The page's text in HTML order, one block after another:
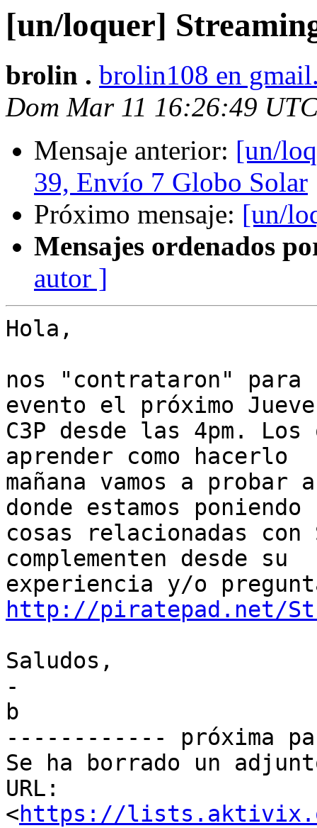
[un/loquer]
brolin . brolin108 en
Dom Mar 11 16:26:49
Mensaje anterior: [un/
39, Envío 7 Globo Solar
Próximo mensaje: [un/
Mensajes ordenados
autor ]
Hola,
nos "contrataron" para
evento el próximo
C3P desde las 4pm.
aprender como hacerlo
mañana vamos a
donde estamos poniendo
cosas relacionadas con
complementen desde su
http://piratepad.net/
Saludos,
-
b
------------ próxima
Se ha borrado un
URL:
<https://